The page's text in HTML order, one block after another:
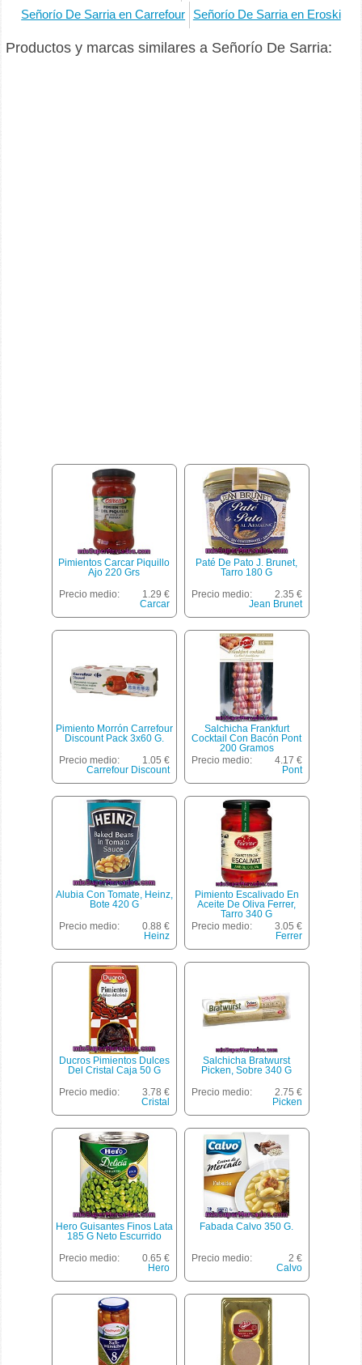
Señorío De Sarria en Carrefour Señorío De Sarria en Eroski
Productos y marcas similares a Señorío De Sarria:
Pimientos Carcar Piquillo
Ajo 220 Grs
Precio medio:
1.29 €
Carcar
Paté De Pato J. Brunet,
Tarro 180 G
Precio medio:
2.35 €
Jean Brunet
Pimiento Morrón Carrefour
Discount Pack 3x60 G.
Precio medio:
1.05 €
Carrefour Discount
Salchicha Frankfurt
Cocktail Con Bacón Pont
200 Gramos
Precio medio:
4.17 €
Pont
Alubia Con Tomate, Heinz,
Bote 420 G
Precio medio:
0.88 €
Heinz
Pimiento Escalivado En
Aceite De Oliva Ferrer,
Tarro 340 G
Precio medio:
3.05 €
Ferrer
Ducros Pimientos Dulces
Del Cristal Caja 50 G
Precio medio:
3.78 €
Cristal
Salchicha Bratwurst
Picken, Sobre 340 G
Precio medio:
2.75 €
Picken
Hero Guisantes Finos Lata
185 G Neto Escurrido
Precio medio:
0.65 €
Hero
Fabada Calvo 350 G.
Precio medio:
2 €
Calvo